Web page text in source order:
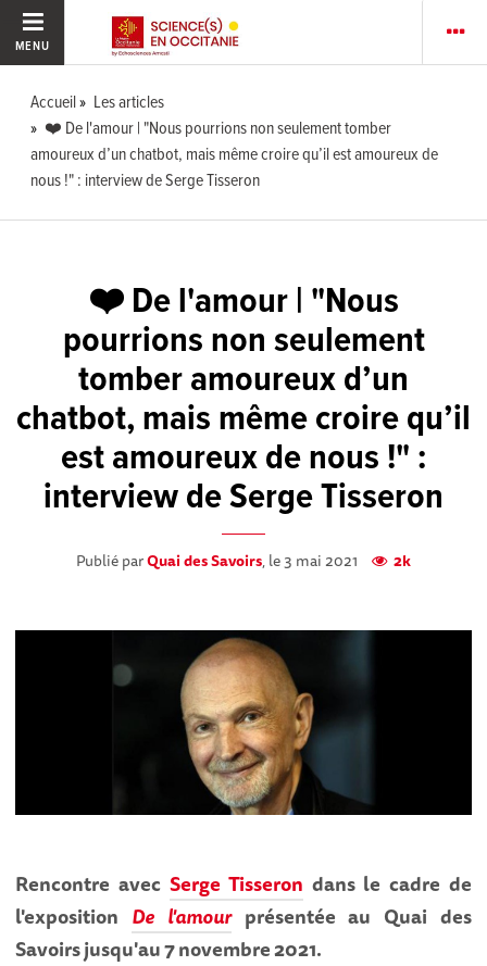
MENU
Accueil
Les articles
❤️ De l'amour | "Nous pourrions non seulement tomber
amoureux d’un chatbot, mais même croire qu’il est amoureux de
nous !" : interview de Serge Tisseron
❤️ De l'amour | "Nous
pourrions non seulement
tomber amoureux d’un
chatbot, mais même croire qu’il
est amoureux de nous !" :
interview de Serge Tisseron
Publié parQuai des Savoirs, le 3 mai 2021 2k
Rencontre avec Serge Tisseron dans le cadre de
l'exposition De l'amourprésentée au Quai des
Savoirs jusqu'au 7 novembre 2021.